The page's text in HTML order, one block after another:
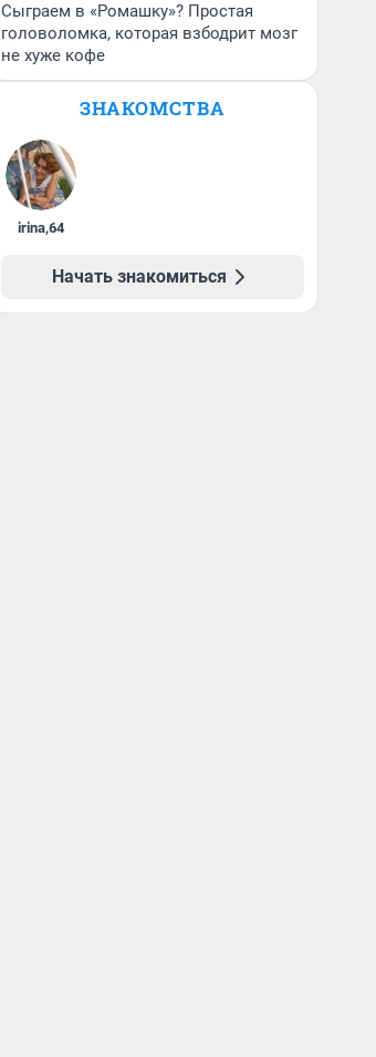
Сыграем в «Ромашку»? Простая
головоломка, которая взбодрит мозг
не хуже кофе
ЗНАКОМСТВА
irina,64
Начать знакомиться